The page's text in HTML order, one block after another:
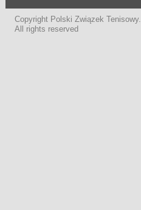
Copyright Polski Związek Tenisowy.
All rights reserved